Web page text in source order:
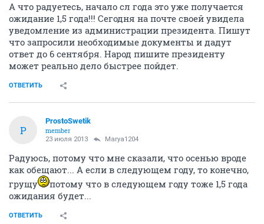
А что радуетесь, начало сл года это уже получается
ожидание 1,5 года!!! Сегодня на почте своей увидела
уведомление из администрации президента. Пишут
что запросили необходимые документы и дадут
ответ до 6 сентября. Народ пишите президенту
может реально дело быстрее пойдет.
ОТВЕТИТЬ
P
ProstoSwetik
member
23 июля 2013 Marya1204
Радуюсь, потому что мне сказали, что осенью вроде
как обещают... А если в следующем году, то конечно,
грущу
потому что в следующем году тоже 1,5 года
ожидания будет...
ОТВЕТИТЬ